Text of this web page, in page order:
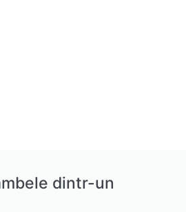
dintr-un